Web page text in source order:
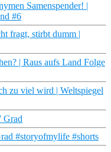
Samenspender! |
#6
fragt, stirbt dumm |
| Raus aufs Land Folge
zu viel wird | Weltspiegel
Grad
#storyofmylife #shorts